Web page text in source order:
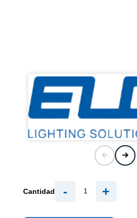
Cantidad - +